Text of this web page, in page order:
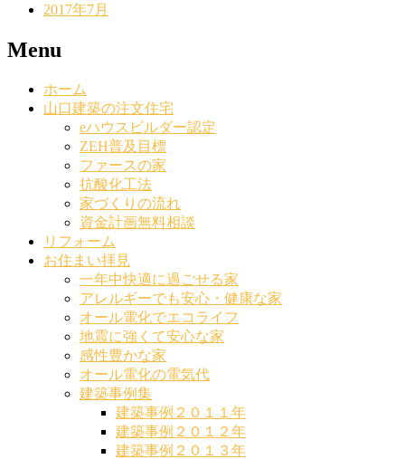
2017年7月
Menu
ホーム
山口建築の注文住宅
eハウスビルダー認定
ZEH普及目標
ファースの家
抗酸化工法
家づくりの流れ
資金計画無料相談
リフォーム
お住まい拝見
一年中快適に過ごせる家
アレルギーでも安心・健康な家
オール電化でエコライフ
地震に強くて安心な家
感性豊かな家
オール電化の電気代
建築事例集
建築事例２０１１年
建築事例２０１２年
建築事例２０１３年